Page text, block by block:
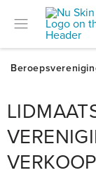
VERKOOP